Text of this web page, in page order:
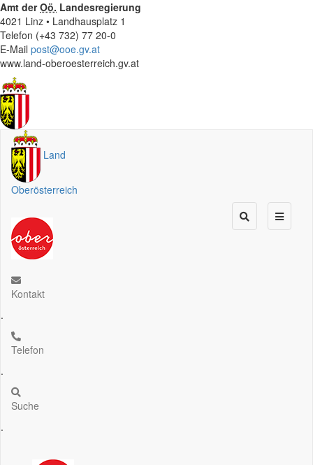
Amt derOö. Landesregierung
4021 Linz • Landhausplatz 1
Telefon (+43 732) 77 20-0
E-Mail post@ooe.gv.at
www.land-oberoesterreich.gv.at
Land
Oberösterreich
Kontakt
.
Telefon
.
Suche
.